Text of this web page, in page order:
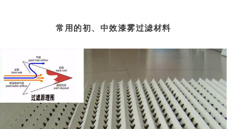
常用的初、中效漆雾过滤材料